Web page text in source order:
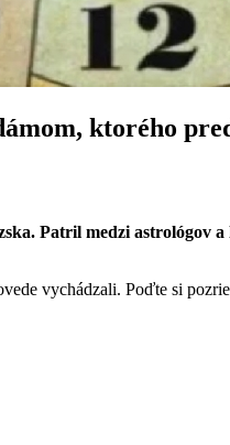
ktorého
Patril medzi
vychádzali. Poďte si